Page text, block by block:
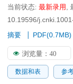
当前状态: 最新录用
10.19596/
摘要
PDF(0.7MB)
浏览量： 40
数据和表 参